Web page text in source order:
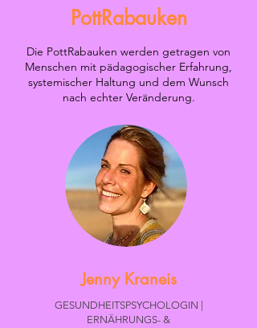
PottRabauken
Die PottRabauken werden getragen von
Menschen mit pädagogischer Erfahrung,
systemischer Haltung und dem Wunsch
nach echter Veränderung.
Jenny Kraneis
GESUNDHEITSPSYCHOLOGIN |
ERNÄHRUNGS- &